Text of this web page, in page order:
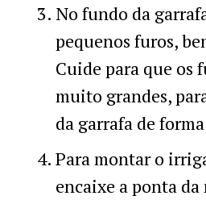
No fundo da
pequenos furos,
Cuide para que os
muito grandes,
da garrafa de
Para montar o
encaixe a ponta